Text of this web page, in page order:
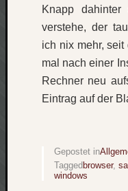
Knapp
verstehe, der
ich nix mehr,
mal nach einer
Rechner neu
Eintrag auf der
Gepostet in
Tagged browser,
windows